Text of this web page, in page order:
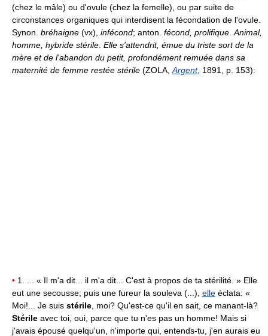
(chez le mâle) ou d'ovule (chez la femelle), ou par suite de
circonstances organiques qui interdisent la fécondation de l'ovule.
Synon. bréhaigne (vx), infécond; anton. fécond, prolifique Animal,
homme, hybride stérile Elle s'attendrit, émue du triste sort de la
mère et de l'abandon du petit, profondément remuée dans sa
maternité de femme restée stérile (ZOLA, Argent, 1891, p. 153):
• 1. ... « Il m'a dit... il m'a dit... C'est à propos de ta stérilité. » Elle
eut une secousse; puis une fureur la souleva (...), elle éclata: «
Moi!... Je suis stérile , moi? Qu'est-ce qu'il en sait, ce manant-là?
Stérile avec toi, oui, parce que tu n'es pas un homme! Mais si
j'avais épousé quelqu'un, n'importe qui, entends-tu, j'en aurais eu